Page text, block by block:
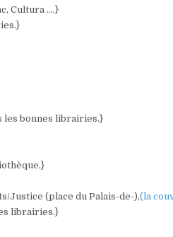
Cultura ….}
les bonnes librairies.}
Justice (place du Palais-de-),(la
librairies.}